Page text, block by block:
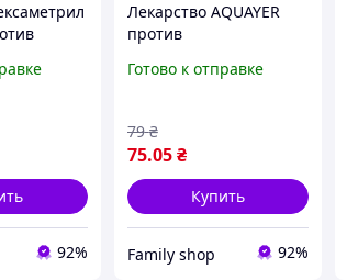
92%
Лекарство AQUAYER
против
- лекарство против
рыбок
Готово к отправке
75.05 ₴
79 ₴
Купить
Family shop 92%